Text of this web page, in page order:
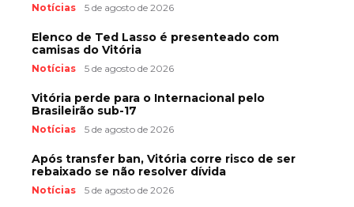
Notícias 5 de agosto de 2026
Elenco de Ted Lasso é presenteado com
camisas do Vitória
Notícias 5 de agosto de 2026
Vitória perde para o Internacional pelo
Brasileirão sub-17
Notícias 5 de agosto de 2026
Após transfer ban, Vitória corre risco de ser
rebaixado se não resolver dívida
Notícias 5 de agosto de 2026